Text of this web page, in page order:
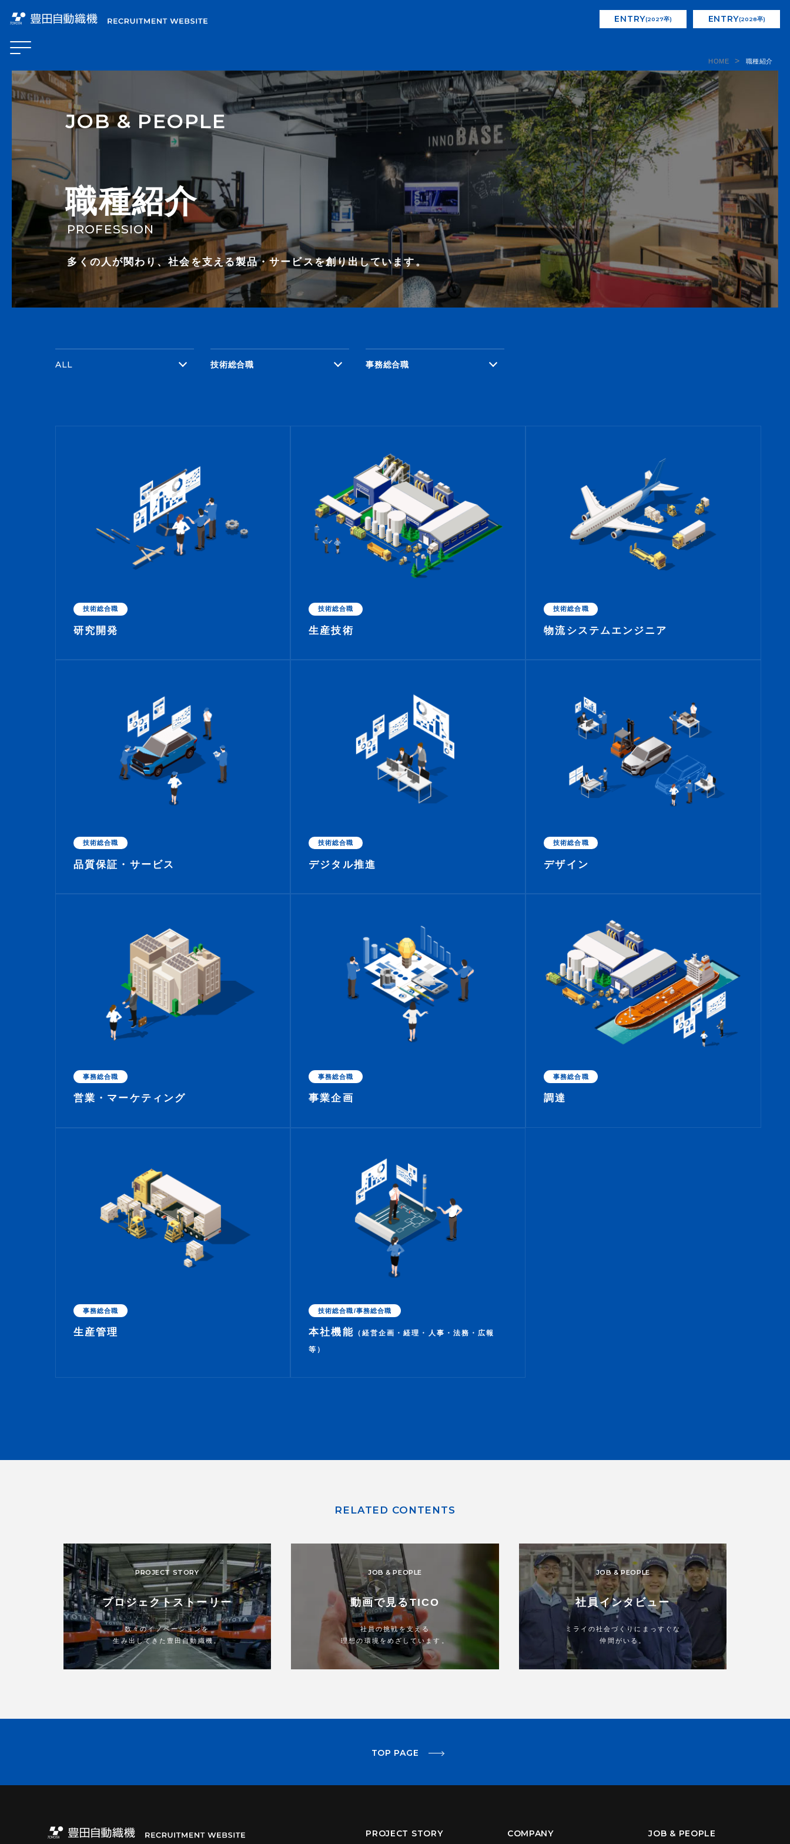
PROJECT STORY
プロジェクトストーリー
企業理念
豊田自動織機の軌跡
ビジョン
人材育成
JOB & PEOPLE
職種紹介
社員インタビュー
動画で見るTICO
ENVIRONMENT
働く環境
RECRUITMENT
INFORMATION
ENTRY(2027卒) ENTRY(2028卒)
HOME 職種紹介
JOB & PEOPLE
職種紹介
PROFESSION
多くの人が関わり、社会を支える製品・サービスを創り出しています。
ALL 技術総合職 事務総合職
技術総合職
研究開発
技術総合職
生産技術
技術総合職
物流システムエンジニア
技術総合職
品質保証・サービス
技術総合職
デジタル推進
技術総合職
デザイン
事務総合職
営業・マーケティング
事務総合職
事業企画
事務総合職
調達
事務総合職
生産管理
技術総合職/事務総合職
本社機能 （経営企画・経理・人事・法務・広報
等）
RELATED CONTENTS
PROJECT STORY
プロジェクトストーリー
数々のイノベーションを
生み出してきた豊田自動織機。
JOB & PEOPLE
動画で見るTICO
社員の挑戦を支える
理想の環境をめざしています。
JOB & PEOPLE
社員インタビュー
ミライの社会づくりにまっすぐな
仲間がいる。
TOP PAGE
PROJECT STORY COMPANY JOB & PEOPLE